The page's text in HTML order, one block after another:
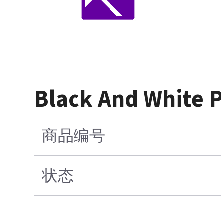
Black And White
商品编号
状态